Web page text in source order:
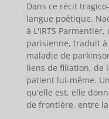
Dans ce récit
langue poétique,
à L'IRTS
parisienne, traduit à
maladie de
liens de filiation, de
patient lui-même.
qu'elle est, elle
de frontière, entre